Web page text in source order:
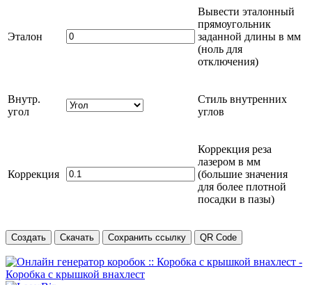
Эталон
Вывести эталонный
прямоугольник
заданной длины в мм
(ноль для
отключения)
Внутр.
угол
Стиль внутренних
углов
Коррекция
Коррекция реза
лазером в мм
(большие значения
для более плотной
посадки в пазы)
Создать Скачать Сохранить ссылку QR Code